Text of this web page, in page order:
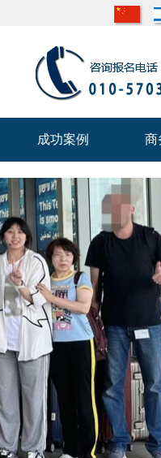
成功案例
成功案例
商
商